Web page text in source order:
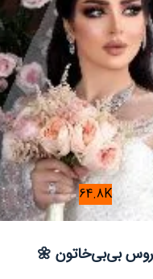
64.8K
عروس بی‌بی‌خاتون 🌼